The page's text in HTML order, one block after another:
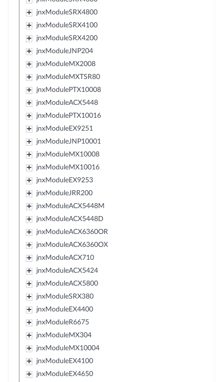
jnxModuleSRX4800
jnxModuleSRX4100
jnxModuleSRX4200
jnxModuleJNP204
jnxModuleMX2008
jnxModuleMXTSR80
jnxModulePTX10008
jnxModuleACX5448
jnxModulePTX10016
jnxModuleEX9251
jnxModuleJNP10001
jnxModuleMX10008
jnxModuleMX10016
jnxModuleEX9253
jnxModuleJRR200
jnxModuleACX5448M
jnxModuleACX5448D
jnxModuleACX6360OR
jnxModuleACX6360OX
jnxModuleACX710
jnxModuleACX5424
jnxModuleACX5800
jnxModuleSRX380
jnxModuleEX4400
jnxModuleR6675
jnxModuleMX304
jnxModuleMX10004
jnxModuleEX4100
jnxModuleEX4650